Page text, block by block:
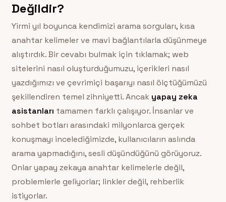
Değildir?
Yirmi yıl boyunca kendimizi arama sorguları, kısa
anahtar kelimeler ve mavi bağlantılarla düşünmeye
alıştırdık. Bir cevabı bulmak için tıklamak; web
sitelerini nasıl oluşturduğumuzu, içerikleri nasıl
yazdığımızı ve çevrimiçi başarıyı nasıl ölçtüğümüzü
şekillendiren temel zihniyetti. Ancak yapay zeka
asistanları tamamen farklı çalışıyor. İnsanlar ve
sohbet botları arasındaki milyonlarca gerçek
konuşmayı incelediğimizde, kullanıcıların aslında
arama yapmadığını, sesli düşündüğünü görüyoruz.
Onlar yapay zekaya anahtar kelimelerle değil,
problemlerle geliyorlar; linkler değil, rehberlik
istiyorlar.